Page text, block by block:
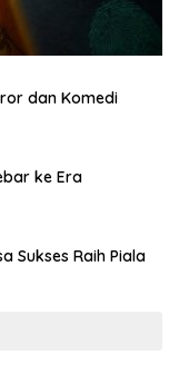
dan Komedi
ke Era
Sukses Raih Piala